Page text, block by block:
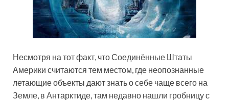
Несмотря на тот факт, что Соединённые Штаты
Америки считаются тем местом, где неопознанные
летающие объекты дают знать о себе чаще всего на
Земле, в Антарктиде, там недавно нашли гробницу с